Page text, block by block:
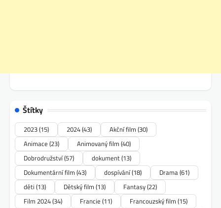
Štítky
2023(15) 2024(43) Akční film (30)
Animace (23) Animovaný film (40)
Dobrodružství(57) dokument(13)
Dokumentární film (43) dospívání(18) Drama(61)
děti (13) Dětský film (13) Fantasy(22)
Film 2024(34) Francie (11) Francouzský film (15)